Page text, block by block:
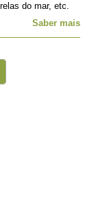
do mar, etc.
Saber mais